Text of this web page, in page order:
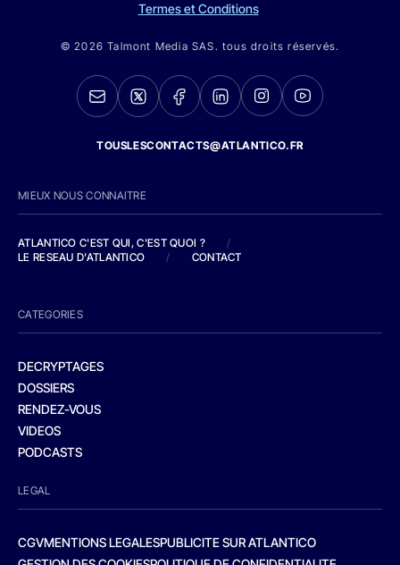
Termes et Conditions
© 2026 Talmont Media SAS. tous droits réservés.
TOUSLESCONTACTS@ATLANTICO.FR
MIEUX NOUS CONNAITRE
ATLANTICO C'EST QUI, C'EST QUOI ?
/
LE RESEAU D'ATLANTICO
/ CONTACT
CATEGORIES
DECRYPTAGES
DOSSIERS
RENDEZ-VOUS
VIDEOS
PODCASTS
LEGAL
CGVMENTIONS LEGALESPUBLICITE SUR ATLANTICO